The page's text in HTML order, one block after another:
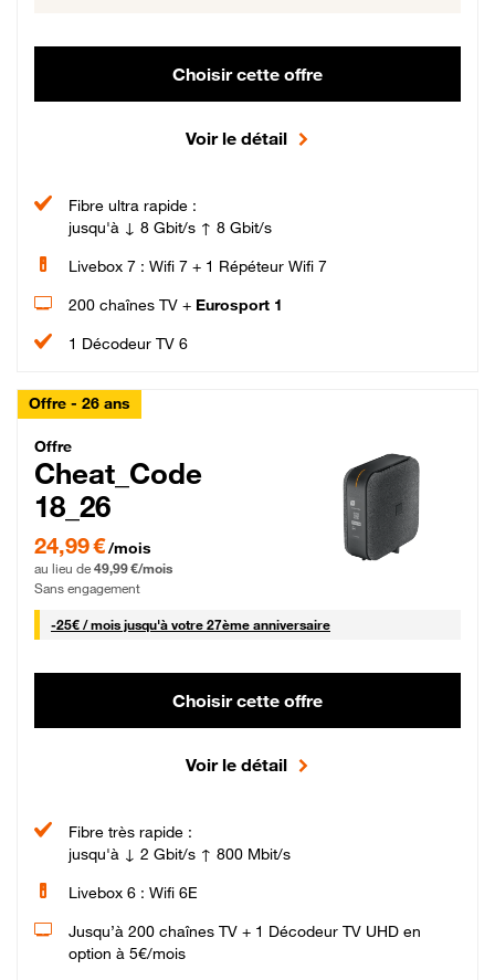
Choisir cette offre
Voir le détail
Fibre ultra rapide :
jusqu'à ↓ 8 Gbit/s ↑ 8 Gbit/s
Livebox 7 : Wifi 7 + 1 Répéteur Wifi 7
200 chaînes TV + Eurosport 1
1 Décodeur TV 6
Offre - 26 ans
Cheat_Code Fibre_18_26
Offre
Cheat_Code
18_26
24,99 € par mois pendant 0 mois puis 49,99 € par mois, Sans engagement
24,99 €/mois
au lieu de 49,99 €/mois
Sans engagement
-25€ / mois25 € par mois
jusqu'à votre 27ème anniversaire
Choisir cette offre
Voir le détail
Fibre très rapide :
jusqu'à ↓ 2 Gbit/s ↑ 800 Mbit/s
Livebox 6 : Wifi 6E
Jusqu’à 200 chaînes TV + 1 Décodeur TV UHD en
option à 5€/mois